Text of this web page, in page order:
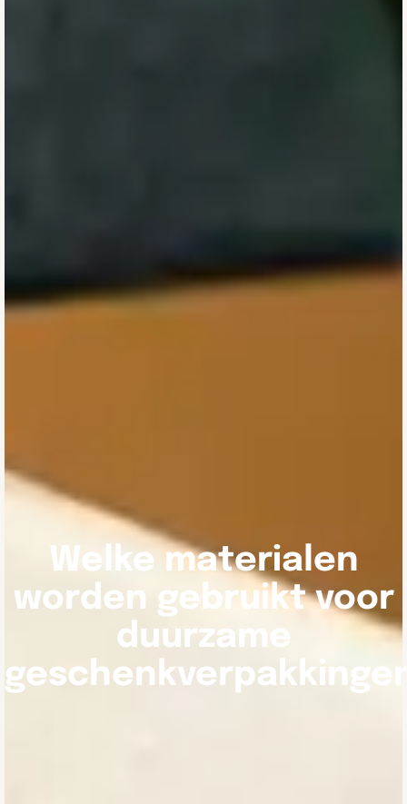
Welke materialen
worden gebruikt voor
duurzame